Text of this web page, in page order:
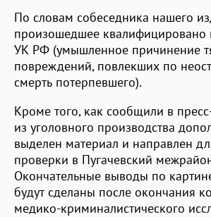
По словам собеседника нашего
произошедшее квалифицировано
УК РФ (умышленное причинение
повреждений, повлекших по
смерть потерпевшего).
Кроме того, как сообщили в
из уголовного производства
выделен материал и направлен
проверки в Пугачевский
Окончательные выводы по
будут сделаны после окончания
медико-криминалистического